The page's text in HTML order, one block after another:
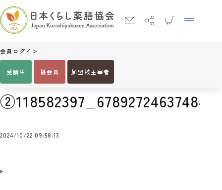
会員ログイン
受講生 協会員 加盟校主宰者
Home ②118582397_678927246374849_7575987629221044510_n
2024/10/22 09:58:13